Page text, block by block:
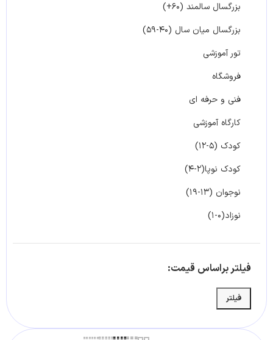
بزرگسال سالمند (۶۰+)
بزرگسال میان سال (۴۰-۵۹)
تور آموزشی
فروشگاه
فنی و حرفه ای
کارگاه آموزشی
کودک (۵-۱۲)
کودک نوپا(۲-۴)
نوجوان (۱۳-۱۹)
نوزاد(۰-۱)
فیلتر براساس قیمت:
فیلتر